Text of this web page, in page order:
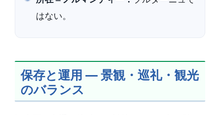
はない。
保存と運用 ― 景観・巡礼・観光
のバランス